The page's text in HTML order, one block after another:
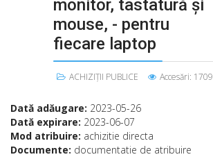
monitor, tastatură și
mouse, - pentru
fiecare laptop
ACHIZIȚII PUBLICE Accesări: 1709
Dată adăugare: 2023-05-26
Dată expirare: 2023-06-07
Mod atribuire: achizitie directa
Documente: documentatie de atribuire